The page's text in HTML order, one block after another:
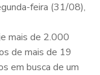
feira (31/08),
mais de 2.000
de mais de 19
em busca de um